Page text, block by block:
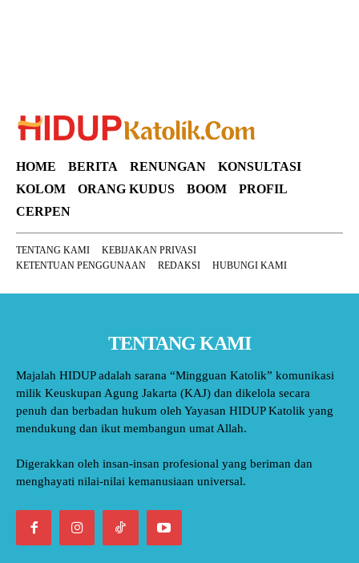
HOME BERITA RENUNGAN
KONSULTASI
KOLOM
ORANG KUDUS BOOM
PROFIL
CERPEN
TENTANG KAMI
KEBIJAKAN PRIVASI
KETENTUAN PENGGUNAAN
REDAKSI HUBUNGI KAMI
TENTANG KAMI
Majalah HIDUP adalah sarana “Mingguan Katolik” komunikasi
milik Keuskupan Agung Jakarta (KAJ) dan dikelola secara
penuh dan berbadan hukum oleh Yayasan HIDUP Katolik yang
mendukung dan ikut membangun umat Allah.
Digerakkan oleh insan-insan profesional yang beriman dan
menghayati nilai-nilai kemanusiaan universal.